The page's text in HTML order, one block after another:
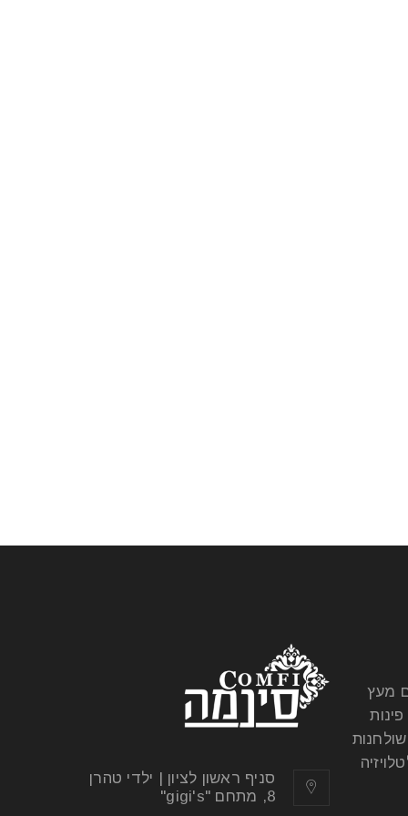
סניף ראשון לציון | ילדי טהרן
8, מתחם "gigi's"
מעץ